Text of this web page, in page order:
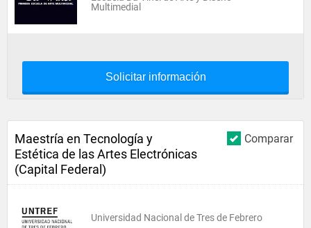
Multimedial
Solicitar información
Comparar
Maestría en Tecnología y
Estética de las Artes Electrónicas
(Capital Federal)
Universidad Nacional de Tres de Febrero